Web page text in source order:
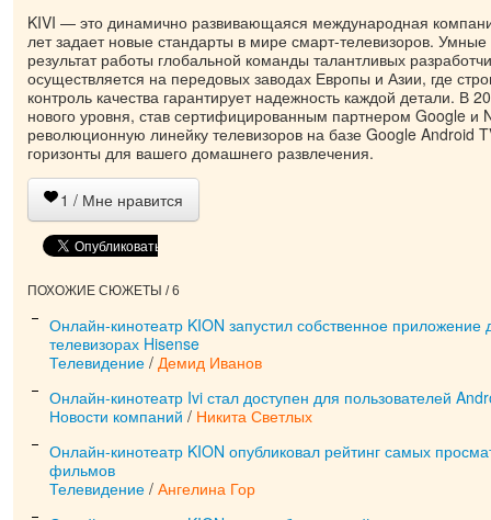
KIVI — это динамично развивающаяся международная
лет задает новые стандарты в мире смарт-телевизоров.
результат работы глобальной команды талантливых
осуществляется на передовых заводах Европы и Азии, где
контроль качества гарантирует надежность каждой детали. В
нового уровня, став сертифицированным партнером Google и
революционную линейку телевизоров на базе Google Android
горизонты для вашего домашнего развлечения.
1 / Мне нравится
ПОХОЖИЕ СЮЖЕТЫ / 6
Онлайн-кинотеатр KION запустил собственное
телевизорах Hisense
Телевидение / Демид Иванов
Онлайн-кинотеатр Ivi стал доступен для пользователей
Новости компаний / Никита Светлых
Онлайн-кинотеатр KION опубликовал рейтинг самых
фильмов
Телевидение / Ангелина Гор